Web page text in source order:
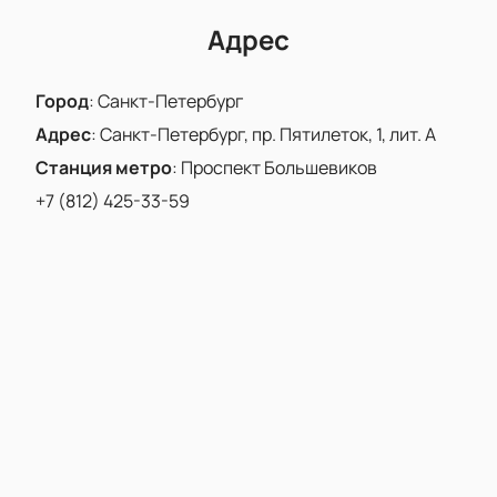
Адрес
Город:Санкт-Петербург
Адрес:Санкт-Петербург, пр. Пятилеток, 1, лит. А
Станция метро: Проспект Большевиков
+7 (812) 425-33-59